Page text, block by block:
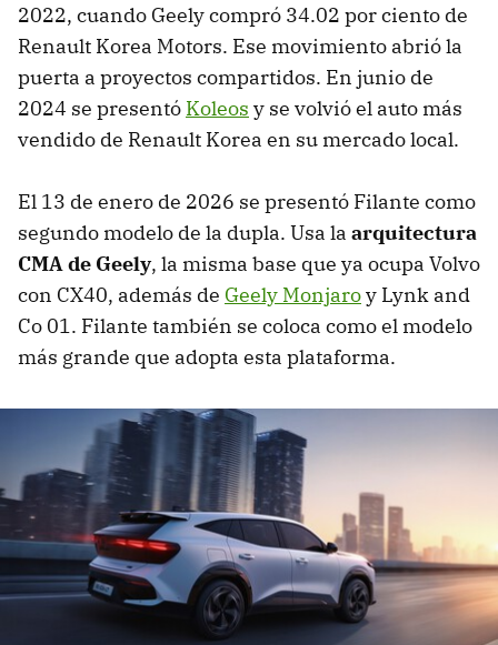
2022, cuando Geely compró 34.02 por ciento de
Renault Korea Motors. Ese movimiento abrió la
puerta a proyectos compartidos. En junio de
2024 se presentó Koleos y se volvió el auto más
vendido de Renault Korea en su mercado local.
El 13 de enero de 2026 se presentó Filante como
segundo modelo de la dupla. Usa la arquitectura
CMA de Geely, la misma base que ya ocupa Volvo
con CX40, además de Geely Monjaroy Lynk and
Co 01. Filante también se coloca como el modelo
más grande que adopta esta plataforma.